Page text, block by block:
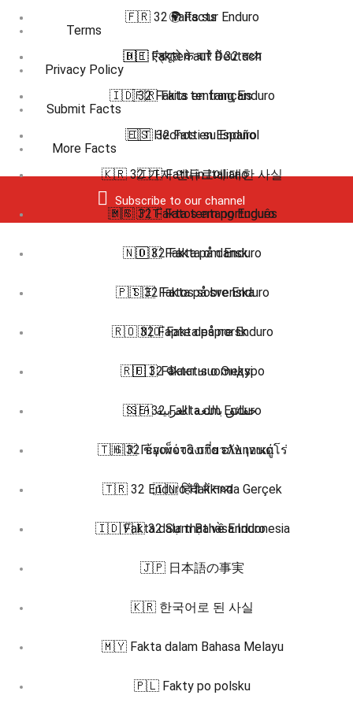
Terms
Privacy Policy
Submit Facts
More Facts
Subscribe to our channel
🇫🇷 32 Faits sur Enduro
🇭🇮 एंड्यूरो के बारे में 32 तथ्य
🇮🇩 32 Fakta tentang Enduro
🇮🇹 32 Fatti su Enduro
🇰🇷 32 가지 엔듀로에 대한 사실
🇲🇸 32 Fakta tentang Enduro
🇳🇴 32 Fakta om Enduro
🇵🇹 32 Fatos sobre Enduro
🇷🇴 32 Fapte despre Enduro
🇷🇺 32 Факты о Эндуро
🇸🇪 32 Fakta om Enduro
🇹🇭 32 ข้อเท็จจริงเกี่ยวกับ เอนดูโร่
🇹🇷 32 Enduro Hakkında Gerçek
🇻🇮 32 Sự thật về Enduro
🌍 Facts
🇩🇪 Fakten auf Deutsch
🇫🇷 Faits en français
🇪🇸 Hechos en Español
🇮🇹 Fatti in Italiano
🇧🇷 🇵🇹 Fatos em português
🇩🇰 Fakta på dansk
🇸🇪 Fakta på svenska
🇳🇴 Fakta på norsk
🇫🇮 Faktat suomeksi
🇸🇦 حقائق باللغة العربية
🇬🇷 Γεγονότα στα ελληνικά
🇮🇳 हिंदी में तथ्य
🇮🇩 Fakta dalam Bahasa Indonesia
🇯🇵 日本語の事実
🇰🇷 한국어로 된 사실
🇲🇾 Fakta dalam Bahasa Melayu
🇵🇱 Fakty po polsku